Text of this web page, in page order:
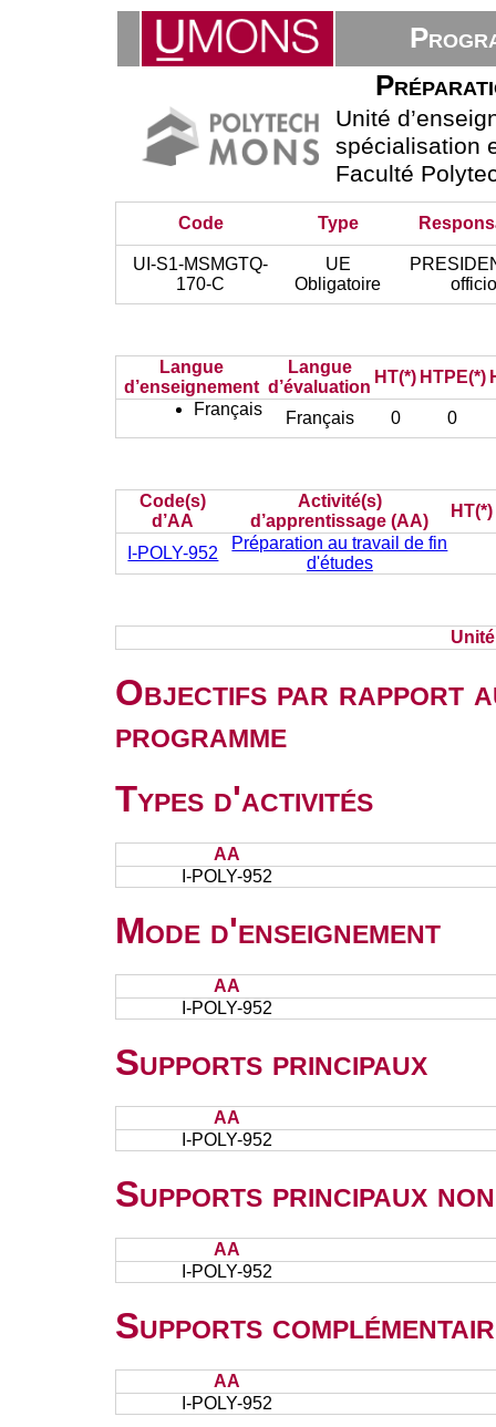
Unité
spécialisation
Faculté
Code Type
UI-S1-MSMGTQ-
170-C
UE
Obligatoire
Langue
d’enseignement
Langue
d’évaluation
HT(*) HTPE(*)
Français
Français 0 0
Code(s)
d’AA
Activité(s)
d’apprentissage (AA)
HT(*)
I-POLY-952
Préparation au travail de fin
d'études
Objectifs par rapport
programme
Types d'activités
AA
I-POLY-952
Mode d'enseignement
AA
I-POLY-952
Supports principaux
AA
I-POLY-952
Supports principaux
AA
I-POLY-952
Supports
AA
I-POLY-952